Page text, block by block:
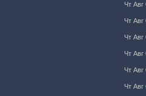
Чт Авг
Чт Авг
Чт Авг
Чт Авг
Чт Авг
Чт Авг